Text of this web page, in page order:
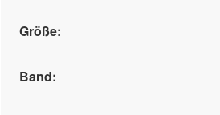
Größe:
Band: